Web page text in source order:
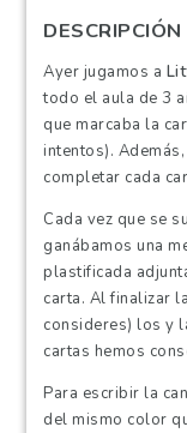
Ayer jugamos a
todo el aula de 3
que marcaba la
intentos).
completar cada
Cada vez que se
ganábamos una
plastificada
carta. Al finalizar
consideres) los y
cartas hemos
Para escribir la
del mismo color